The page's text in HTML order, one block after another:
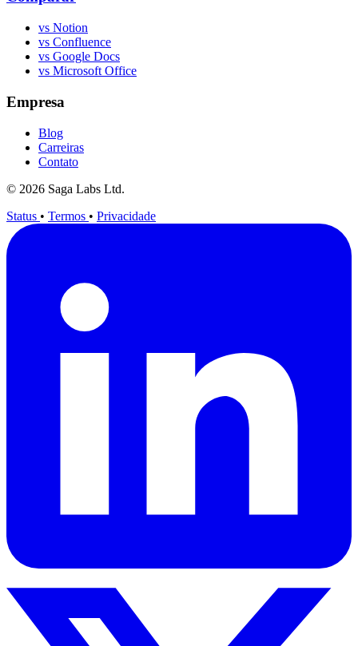
vs Notion
vs Confluence
vs Google Docs
vs Microsoft Office
Empresa
Blog
Carreiras
Contato
© 2026 Saga Labs Ltd.
Status • Termos • Privacidade